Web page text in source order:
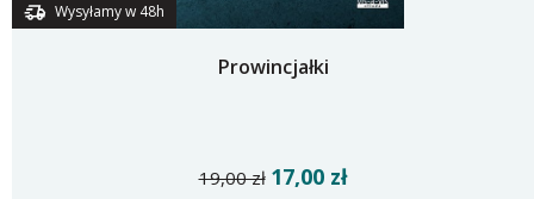
Wysyłamy w 48h
Prowincjałki
19,00 zł 17,00 zł